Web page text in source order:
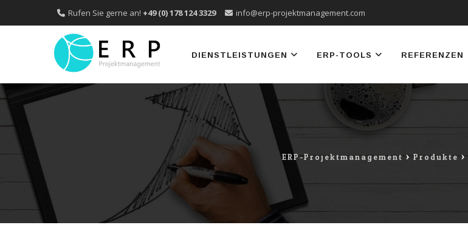
Rufen Sie gerne an! +49 (0) 178 124 3329 info@erp-projektmanagement.com
content
DIENSTLEISTUNGEN ERP-TOOLS REFERENZEN
ERP-Projektmanagement> Produkte >